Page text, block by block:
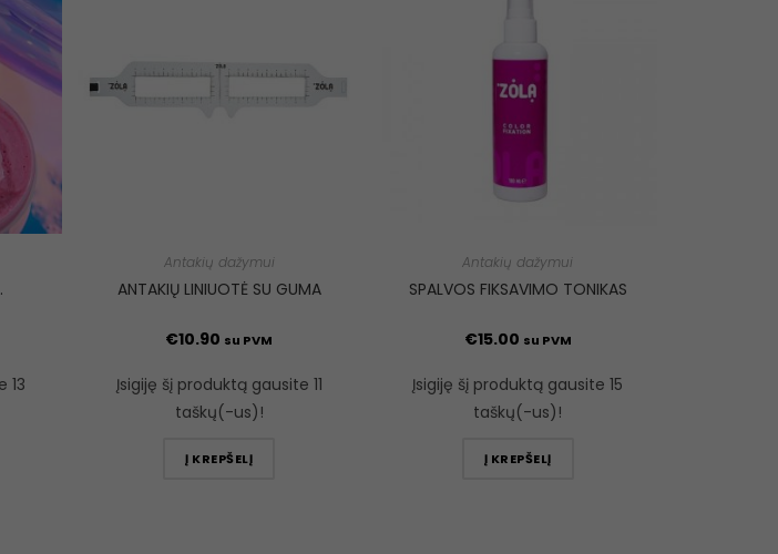
13
Antakių dažymui
ANTAKIŲ LINIUOTĖ SU GUMA
€10.90 su PVM
Įsigiję šį produktą gausite 11
taškų(-us)!
Į KREPŠELĮ
Antakių dažymui
SPALVOS FIKSAVIMO TONIKAS
€15.00 su PVM
Įsigiję šį produktą gausite 15
taškų(-us)!
Į KREPŠELĮ